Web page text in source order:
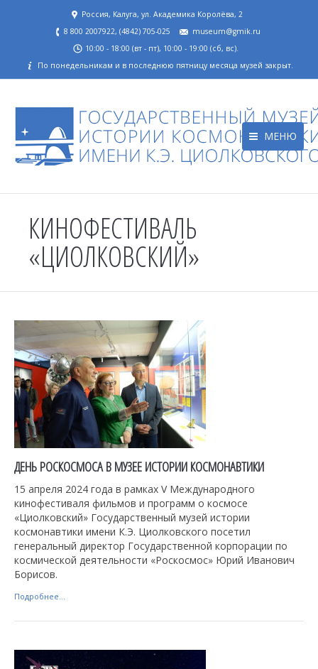
Россия, Калуга, ул. Академика Королёва, 2
8 800 2007922, (4842) 705-025
museum@gmik.ru
10:00 - 18:00 (вт - пт), 10:00 - 19:00 (сб, вс).
По понедельникам и в последнюю пятницу месяца музей закрыт.
МЕНЮ
КИНОФЕСТИВАЛЬ
«ЦИОЛКОВСКИЙ»
ДЕНЬ РОСКОСМОСА В МУЗЕЕ ИСТОРИИ КОСМОНАВТИКИ
15 апреля 2024 года в рамках V Международного
кинофестиваля фильмов и программ о космосе
«Циолковский» Государственный музей истории
космонавтики имени К.Э. Циолковского посетил
генеральный директор Государственной корпорации по
космической деятельности «Роскосмос» Юрий Иванович
Борисов.
Подробнее...